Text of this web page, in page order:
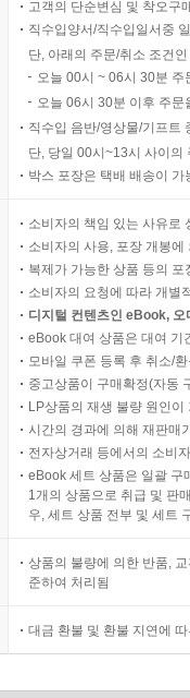
고객의 단순변심 및 착오구
직수입양서/직수입일서중
단, 아래의 주문/취소 조건
오늘 00시 ~ 06시 30분
오늘 06시 30분 이후 주
직수입 음반/영상물/기프트
단, 당일 00시~13시 사이의
박스 포장은 택배 배송이
소비자의 책임 있는 사유로
소비자의 사용, 포장 개봉
복제가 가능한 상품 등의
소비자의 요청에 따라 개별
디지털 컨텐츠인 eBook,
eBook 대여 상품은 대여 기
모바일 쿠폰 등록 후 취소/
중고상품이 구매확정(자동
LP상품의 재생 불량 원인
시간의 경과에 의해 재판매
전자상거래 등에서의 소비
eBook 세트 상품은 일괄 구
1개의 상품으로 취급 및 판
우, 세트 상품 전부 및 세트
상품의 불량에 의한 반품,
준하여 처리됨
대금 환불 및 환불 지연에